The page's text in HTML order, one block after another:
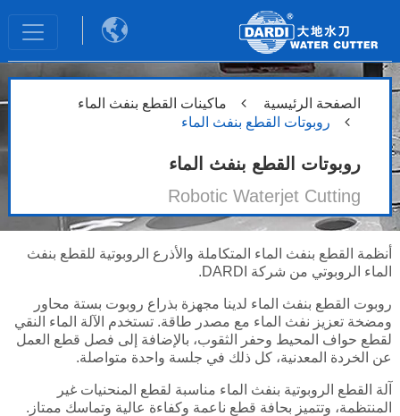

الصفحة الرئيسية
ماكينات القطع بنفث الماء
روبوتات القطع بنفث الماء
روبوتات القطع بنفث الماء
Robotic Waterjet Cutting
أنظمة القطع بنفث الماء المتكاملة والأذرع الروبوتية للقطع بنفث
الماء الروبوتي من شركة DARDI
.
روبوت القطع بنفث الماء لدينا مجهزة بذراع روبوت بستة محاور
ومضخة تعزيز نفث الماء مع مصدر طاقة. تستخدم الآلة الماء النقي
لقطع حواف المحيط وحفر الثقوب، بالإضافة إلى فصل قطع العمل
عن الخردة المعدنية، كل ذلك في جلسة واحدة متواصلة.
آلة القطع الروبوتية بنفث الماء مناسبة لقطع المنحنيات غير
المنتظمة، وتتميز بحافة قطع ناعمة وكفاءة عالية وتماسك ممتاز.